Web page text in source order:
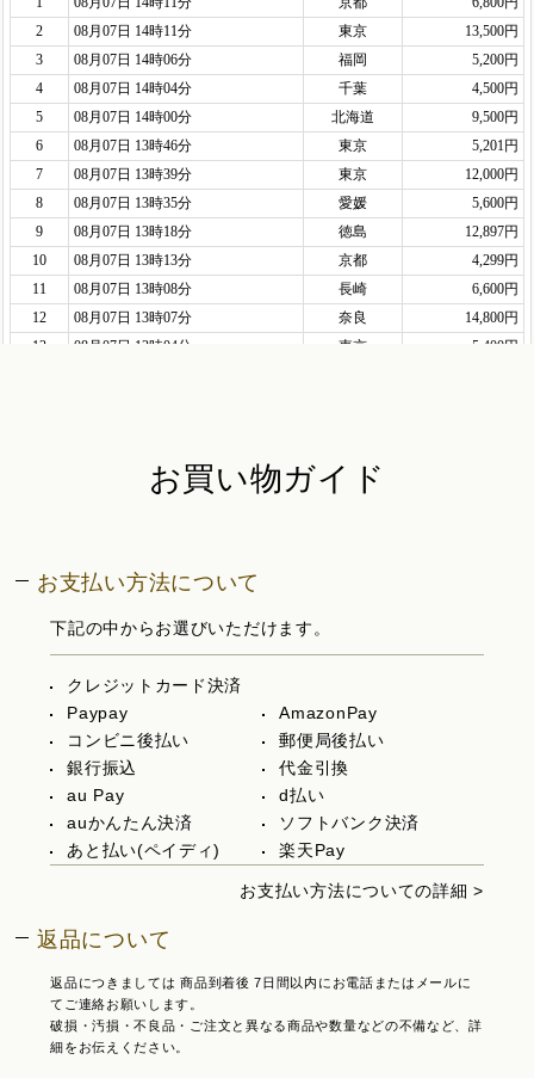
お買い物ガイド
お支払い方法について
下記の中からお選びいただけます。
クレジットカード決済
Paypay
AmazonPay
コンビニ後払い
郵便局後払い
銀行振込
代金引換
au Pay
d払い
auかんたん決済
ソフトバンク決済
あと払い(ペイディ)
楽天Pay
お支払い方法についての詳細 >
返品について
返品につきましては 商品到着後 7日間以内にお電話またはメールに
てご連絡お願いします。
破損・汚損・不良品・ご注文と異なる商品や数量などの不備など、詳
細をお伝えください。